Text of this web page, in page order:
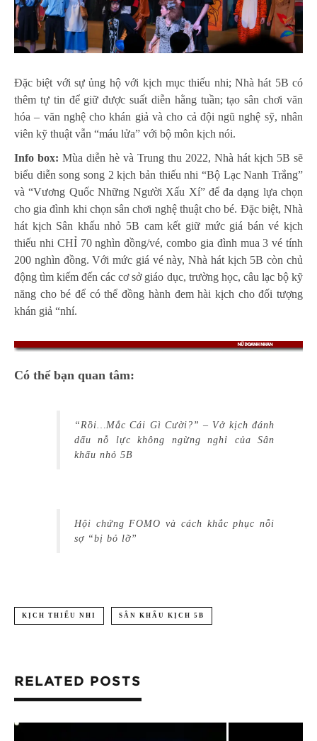
Đặc biệt với sự ủng hộ với kịch mục thiếu nhi; Nhà hát 5B có
thêm tự tin để giữ được suất diễn hằng tuần; tạo sân chơi văn
hóa – văn nghệ cho khán giả và cho cả đội ngũ nghệ sỹ, nhân
viên kỹ thuật vẫn “máu lửa” với bộ môn kịch nói.
Info box: Mùa diễn hè và Trung thu 2022, Nhà hát kịch 5B sẽ
biểu diễn song song 2 kịch bản thiếu nhi “Bộ Lạc Nanh Trắng”
và “Vương Quốc Những Người Xấu Xí” để đa dạng lựa chọn
cho gia đình khi chọn sân chơi nghệ thuật cho bé. Đặc biệt, Nhà
hát kịch Sân khấu nhỏ 5B cam kết giữ mức giá bán vé kịch
thiếu nhi CHỈ 70 nghìn đồng/vé, combo gia đình mua 3 vé tính
200 nghìn đồng. Với mức giá vé này, Nhà hát kịch 5B còn chủ
động tìm kiếm đến các cơ sở giáo dục, trường học, câu lạc bộ kỹ
năng cho bé để có thể đồng hành đem hài kịch cho đối tượng
khán giả “nhí.
Có thể bạn quan tâm:
“Rồi…Mắc Cái Gì Cười?” – Vở kịch đánh
dấu nỗ lực không ngừng nghỉ của Sân
khấu nhỏ 5B
Hội chứng FOMO và cách khắc phục nỗi
sợ “bị bỏ lỡ”
KỊCH THIẾU NHI SÂN KHẤU KỊCH 5B
RELATED POSTS